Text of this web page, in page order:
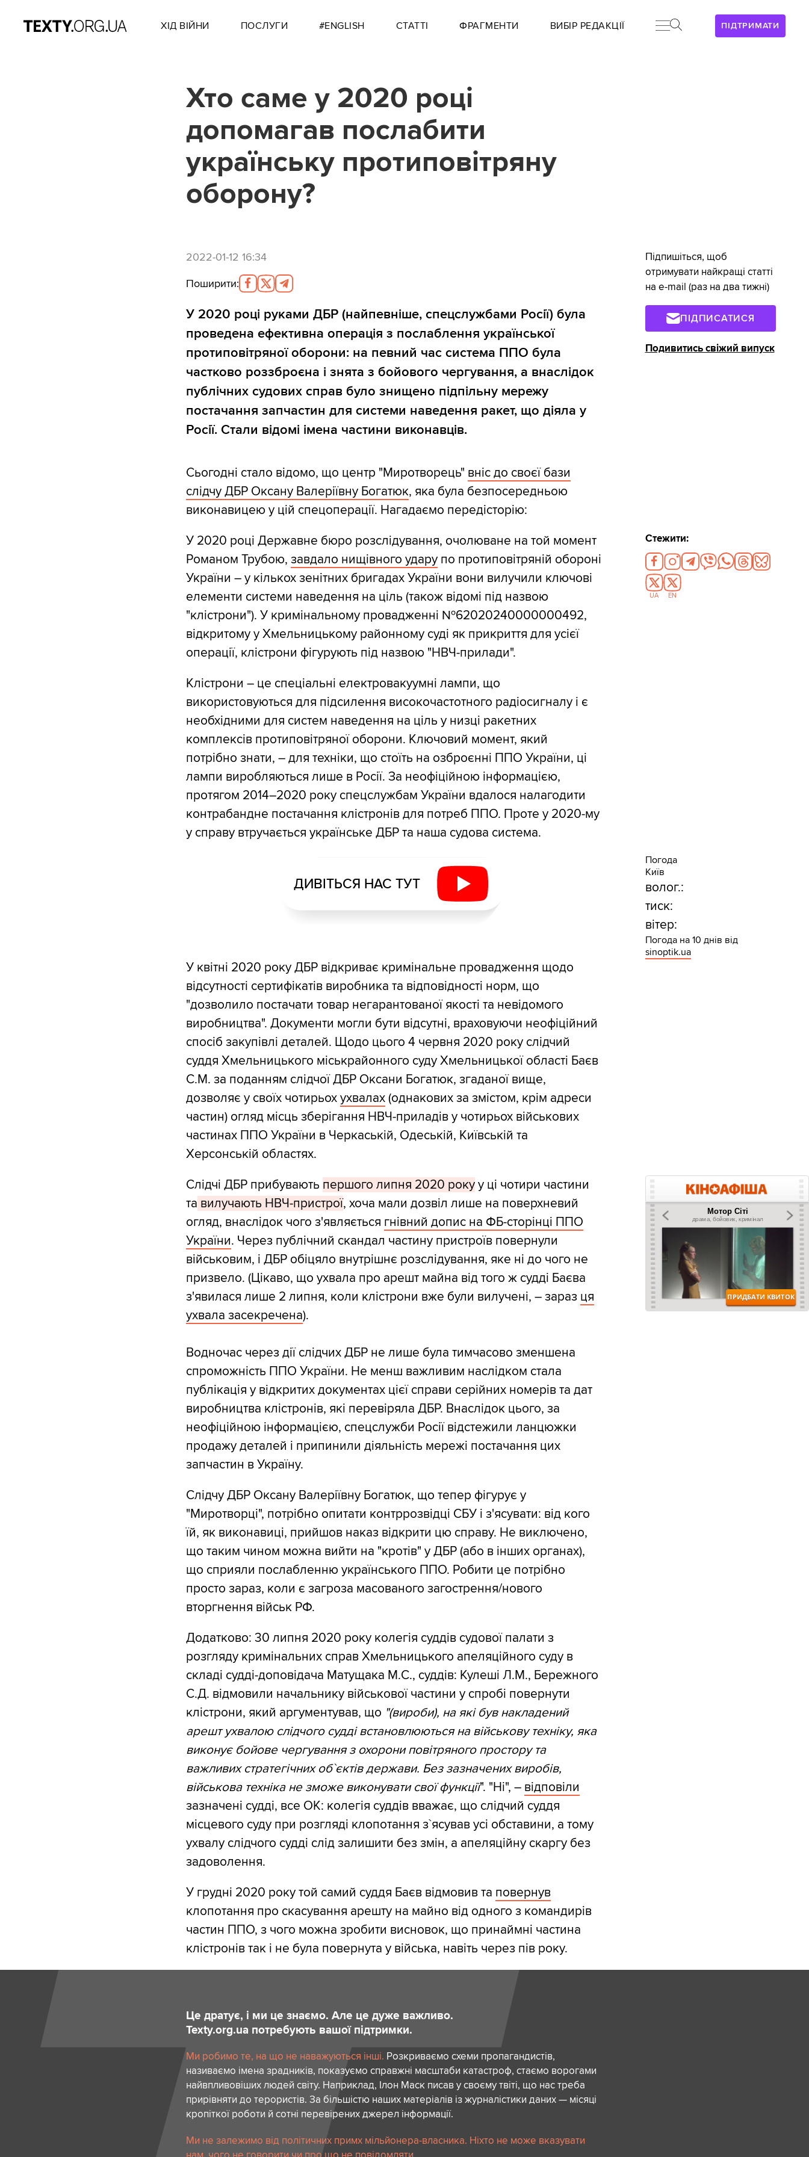
ПІДТРИМАТИ
ХІД ВІЙНИ ПОСЛУГИ #ENGLISH СТАТТІ ФРАГМЕНТИ ВИБІР РЕДАКЦІЇ
Хто саме у 2020 році
допомагав послабити
українську протиповітряну
оборону?
2022-01-12 16:34
Поширити:
У 2020 році руками ДБР (найпевніше, спецслужбами Росії) була
проведена ефективна операція з послаблення української
протиповітряної оборони: на певний час система ППО була
частково роззброєна і знята з бойового чергування, а внаслідок
публічних судових справ було знищено підпільну мережу
постачання запчастин для системи наведення ракет, що діяла у
Росії. Стали відомі імена частини виконавців.
Сьогодні стало відомо, що центр "Миротворець" вніс до своєї бази
слідчу ДБР Оксану Валеріївну Богатюк, яка була безпосередньою
виконавицею у цій спецоперації. Нагадаємо передісторію:
У 2020 році Державне бюро розслідування, очолюване на той момент
Романом Трубою, завдало нищівного ударупо протиповітряній обороні
України – у кількох зенітних бригадах України вони вилучили ключові
елементи системи наведення на ціль (також відомі під назвою
"клістрони"). У кримінальному провадженні №62020240000000492,
відкритому у Хмельницькому районному суді як прикриття для усієї
операції, клістрони фігурують під назвою "НВЧ-прилади".
Клістрони – це спеціальні електровакуумні лампи, що
використовуються для підсилення високочастотного радіосигналу і є
необхідними для систем наведення на ціль у низці ракетних
комплексів протиповітряної оборони. Ключовий момент, який
потрібно знати, – для техніки, що стоїть на озброєнні ППО України, ці
лампи виробляються лише в Росії. За неофіційною інформацією,
протягом 2014–2020 року спецслужбам України вдалося налагодити
контрабандне постачання клістронів для потреб ППО. Проте у 2020-му
у справу втручається українське ДБР та наша судова система.
ДИВІТЬСЯ НАС ТУТ
У квітні 2020 року ДБР відкриває кримінальне провадження щодо
відсутності сертифікатів виробника та відповідності норм, що
"дозволило постачати товар негарантованої якості та невідомого
виробництва". Документи могли бути відсутні, враховуючи неофіційний
спосіб закупівлі деталей. Щодо цього 4 червня 2020 року слідчий
суддя Хмельницького міськрайонного суду Хмельницької області Баєв
С.М. за поданням слідчої ДБР Оксани Богатюк, згаданої вище,
дозволяє у своїх чотирьох ухвалах(однакових за змістом, крім адреси
частин) огляд місць зберігання НВЧ-приладів у чотирьох військових
частинах ППО України в Черкаській, Одеській, Київській та
Херсонській областях.
Слідчі ДБР прибувають першого липня 2020 рокуу ці чотири частини
та вилучають НВЧ-пристрої, хоча мали дозвіл лише на поверхневий
огляд, внаслідок чого з'являється гнівний допис на ФБ-сторінці ППО
України. Через публічний скандал частину пристроїв повернули
військовим, і ДБР обіцяло внутрішнє розслідування, яке ні до чого не
призвело. (Цікаво, що ухвала про арешт майна від того ж судді Баєва
з'явилася лише 2 липня, коли клістрони вже були вилучені, – зараз ця
ухвала засекречена).
Водночас через дії слідчих ДБР не лише була тимчасово зменшена
спроможність ППО України. Не менш важливим наслідком стала
публікація у відкритих документах цієї справи серійних номерів та дат
виробництва клістронів, які перевіряла ДБР. Внаслідок цього, за
неофіційною інформацією, спецслужби Росії відстежили ланцюжки
продажу деталей і припинили діяльність мережі постачання цих
запчастин в Україну.
Слідчу ДБР Оксану Валеріївну Богатюк, що тепер фігурує у
"Миротворці", потрібно опитати контррозвідці СБУ і з'ясувати: від кого
їй, як виконавиці, прийшов наказ відкрити цю справу. Не виключено,
що таким чином можна вийти на "кротів" у ДБР (або в інших органах),
що сприяли послабленню українського ППО. Робити це потрібно
просто зараз, коли є загроза масованого загострення/нового
вторгнення військ РФ.
Додатково: 30 липня 2020 року колегія суддів судової палати з
розгляду кримінальних справ Хмельницького апеляційного суду в
складі судді-доповідача Матущака М.С., суддів: Кулеші Л.М., Бережного
С.Д. відмовили начальнику військової частини у спробі повернути
клістрони, який аргументував, що "(вироби), на які був накладений
арешт ухвалою слідчого судді встановлюються на військову техніку, яка
виконує бойове чергування з охорони повітряного простору та
важливих стратегічних об`єктів держави. Без зазначених виробів,
військова техніка не зможе виконувати свої функції". "Ні", – відповіли
зазначені судді, все ОК: колегія суддів вважає, що слідчий суддя
місцевого суду при розгляді клопотання з`ясував усі обставини, а тому
ухвалу слідчого судді слід залишити без змін, а апеляційну скаргу без
задоволення.
У грудні 2020 року той самий суддя Баєв відмовив та повернув
клопотання про скасування арешту на майно від одного з командирів
частин ППО, з чого можна зробити висновок, що принаймні частина
клістронів так і не була повернута у війська, навіть через пів року.
Це дратує, і ми це знаємо. Але це дуже важливо.
Texty.org.ua потребують вашої підтримки.
Ми робимо те, на що не наважуються інші. Розкриваємо схеми пропагандистів,
називаємо імена зрадників, показуємо справжні масштаби катастроф, стаємо ворогами
найвпливовіших людей світу. Наприклад, Ілон Маск писав у своєму твіті, що нас треба
прирівняти до терористів. За більшістю наших матеріалів із журналістики даних — місяці
кропіткої роботи й сотні перевірених джерел інформації.
Ми не залежимо від політичних примх мільйонера-власника. Ніхто не може вказувати
Підпишіться, щоб
отримувати найкращі статті
на e-mail (раз на два тижні)
ПІДПИСАТИСЯ
Подивитись свіжий випуск
Стежити:
UA EN
Погода
Київ
волог.:
тиск:
вітер:
Погода на 10 днів від
sinoptik.ua